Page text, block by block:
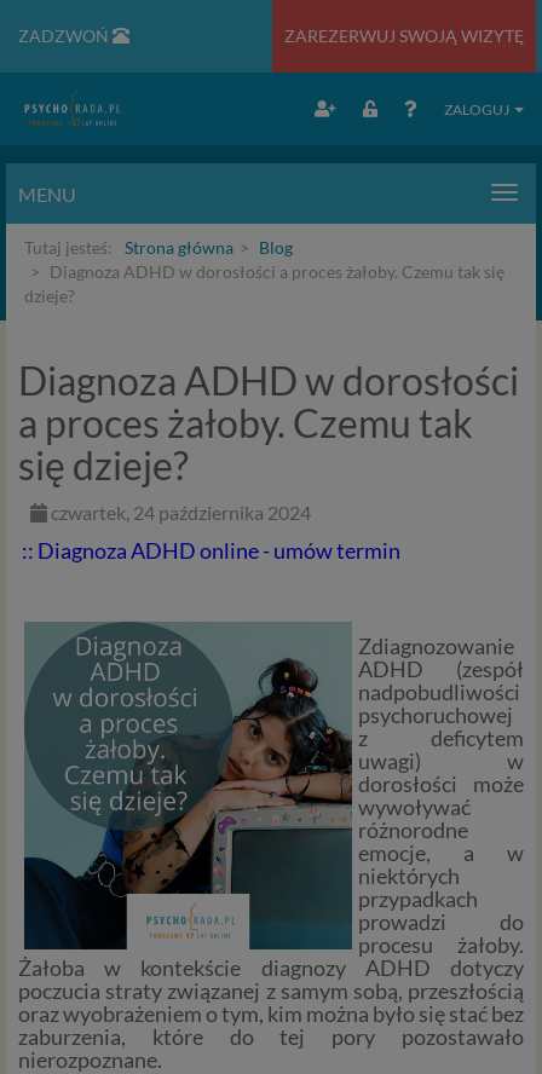
ZADZWOŃ ZAREZERWUJ SWOJĄ WIZYTĘ
ZALOGUJ
MENU
Tutaj jesteś: Strona główna
Blog
Diagnoza ADHD w dorosłości a proces żałoby. Czemu tak się
dzieje?
Diagnoza ADHD w dorosłości
a proces żałoby. Czemu tak
się dzieje?
czwartek, 24 października 2024
:: Diagnoza ADHD online - umów termin
Zdiagnozowanie
ADHD (zespół
nadpobudliwości
psychoruchowej
z deficytem
uwagi) w
dorosłości może
wywoływać
różnorodne
emocje, a w
niektórych
przypadkach
prowadzi do
procesu żałoby.
Żałoba w kontekście diagnozy ADHD dotyczy
poczucia straty związanej z samym sobą, przeszłością
oraz wyobrażeniem o tym, kim można było się stać bez
zaburzenia, które do tej pory pozostawało
nierozpoznane.